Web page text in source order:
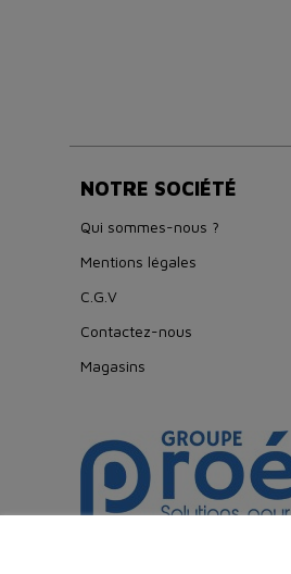
NOTRE SOCIÉTÉ
Qui sommes-nous ?
Mentions légales
C.G.V
Contactez-nous
Magasins